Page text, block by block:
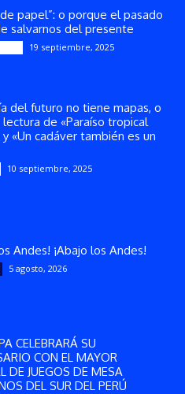
papel”: o porque el pasado
salvarnos del presente
19 septiembre, 2025
del futuro no tiene mapas, o
de «Paraíso tropical
y «Un cadáver también es un
10 septiembre, 2025
Andes! ¡Abajo los Andes!
5 agosto, 2026
CELEBRARÁ SU
CON EL MAYOR
DE JUEGOS DE MESA
DEL SUR DEL PERÚ